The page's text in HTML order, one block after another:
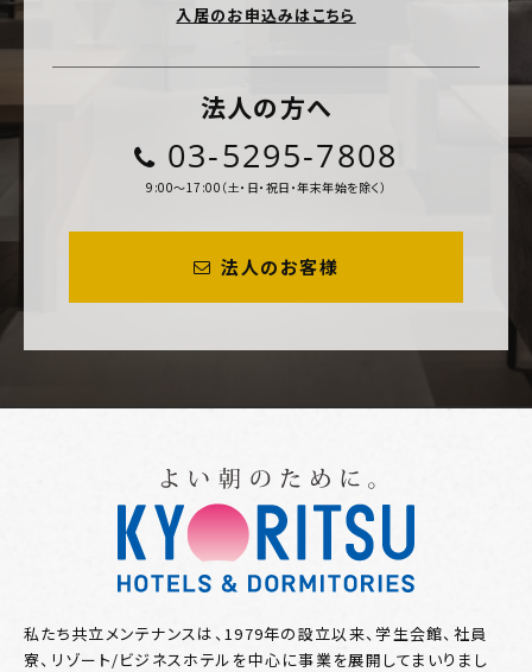
入居のお申込みはこちら
法人の方へ
03-5295-7808
9:00～17:00（土・日・祝日・年末年始を除く）
法人のお客様
私たち共立メンテナンスは、1979年の設立以来、学生会館、社員
寮、リゾート/ビジネスホテルを中心に事業を展開してまいりまし